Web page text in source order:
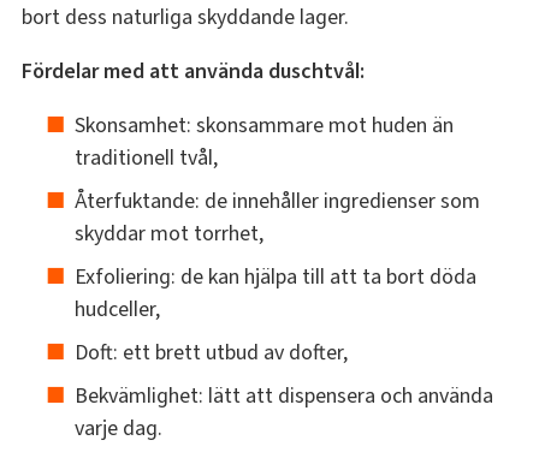
bort dess naturliga skyddande lager.
Fördelar med att använda duschtvål:
Skonsamhet: skonsammare mot huden än
traditionell tvål,
Återfuktande: de innehåller ingredienser som
skyddar mot torrhet,
Exfoliering: de kan hjälpa till att ta bort döda
hudceller,
Doft: ett brett utbud av dofter,
Bekvämlighet: lätt att dispensera och använda
varje dag.